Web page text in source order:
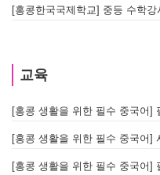
[홍콩한국국제학교] 중등 수학
교육
[홍콩 생활을 위한 필수 중국어]
[홍콩 생활을 위한 필수 중국어]
[홍콩 생활을 위한 필수 중국어]